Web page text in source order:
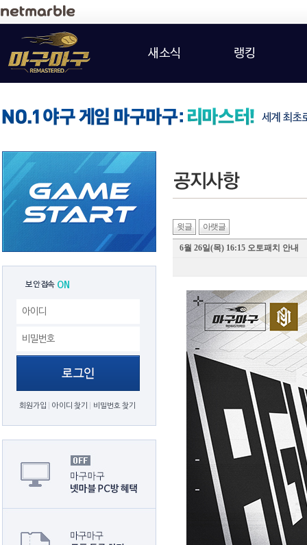
새소식 랭킹
보안접속 ON
회원가입 아이디 찾기 비밀번호 찾기
윗글 아랫글
6월 26일(목) 16:15 오토패치 안내